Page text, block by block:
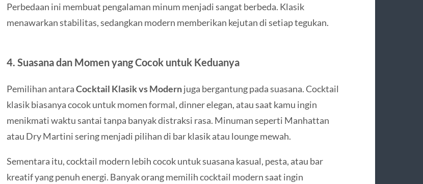
Perbedaan ini membuat pengalaman minum menjadi sangat berbeda. Klasik
menawarkan stabilitas, sedangkan modern memberikan kejutan di setiap tegukan.
4. Suasana dan Momen yang Cocok untuk Keduanya
Pemilihan antaraCocktail Klasik vs Modernjuga bergantung pada suasana. Cocktail
klasik biasanya cocok untuk momen formal, dinner elegan, atau saat kamu ingin
menikmati waktu santai tanpa banyak distraksi rasa. Minuman seperti Manhattan
atau Dry Martini sering menjadi pilihan di bar klasik atau lounge mewah.
Sementara itu, cocktail modern lebih cocok untuk suasana kasual, pesta, atau bar
kreatif yang penuh energi. Banyak orang memilih cocktail modern saat ingin